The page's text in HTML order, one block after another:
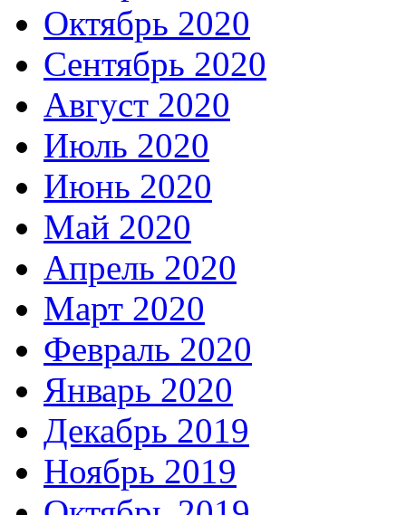
Октябрь 2020
Сентябрь 2020
Август 2020
Июль 2020
Июнь 2020
Май 2020
Апрель 2020
Март 2020
Февраль 2020
Январь 2020
Декабрь 2019
Ноябрь 2019